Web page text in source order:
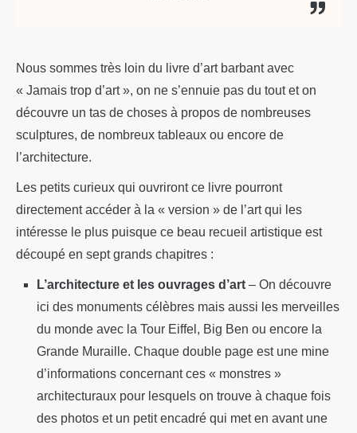
Nous sommes très loin du livre d’art barbant avec
« Jamais trop d’art », on ne s’ennuie pas du tout et on
découvre un tas de choses à propos de nombreuses
sculptures, de nombreux tableaux ou encore de
l’architecture.
Les petits curieux qui ouvriront ce livre pourront
directement accéder à la « version » de l’art qui les
intéresse le plus puisque ce beau recueil artistique est
découpé en sept grands chapitres :
L’architecture et les ouvrages d’art– On découvre
ici des monuments célèbres mais aussi les merveilles
du monde avec la Tour Eiffel, Big Ben ou encore la
Grande Muraille. Chaque double page est une mine
d’informations concernant ces « monstres »
architecturaux pour lesquels on trouve à chaque fois
des photos et un petit encadré qui met en avant une